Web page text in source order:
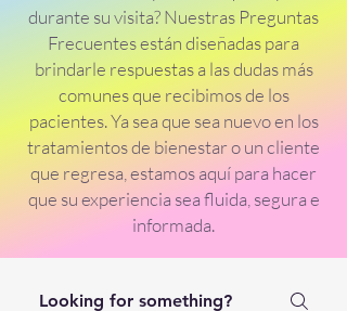
durante su visita? Nuestras Preguntas
Frecuentes están diseñadas para
brindarle respuestas a las dudas más
comunes que recibimos de los
pacientes. Ya sea que sea nuevo en los
tratamientos de bienestar o un cliente
que regresa, estamos aquí para hacer
que su experiencia sea fluida, segura e
informada.